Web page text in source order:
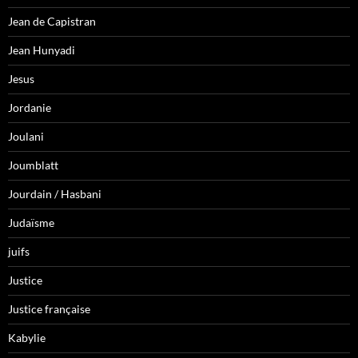
Jean de Capistran
Jean Hunyadi
Jesus
Jordanie
Joulani
Joumblatt
Jourdain / Hasbani
Judaïsme
juifs
Justice
Justice française
Kabylie